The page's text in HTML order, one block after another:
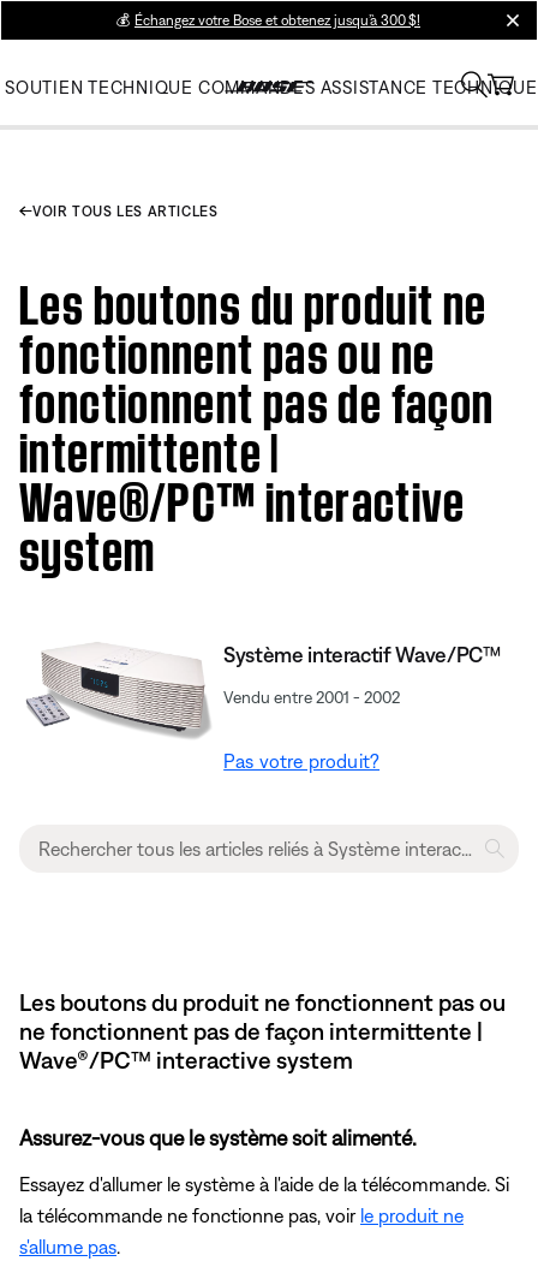
💰 Échangez votre Bose et obtenez jusqu’à 300 $!
SOUTIEN TECHNIQUE COMMANDES ASSISTANCE TECHNIQUE
VOIR TOUS LES ARTICLES
Les boutons du produit ne
fonctionnent pas ou ne
fonctionnent pas de façon
intermittente |
Wave®/PC™ interactive
system
Système interactif Wave/PC™
Vendu entre 2001 - 2002
Pas votre produit?
Les boutons du produit ne fonctionnent pas ou
ne fonctionnent pas de façon intermittente |
Wave®/PC™ interactive system
Assurez-vous que le système soit alimenté.
Essayez d'allumer le système à l'aide de la télécommande. Si
la télécommande ne fonctionne pas, voir le produit ne
s'allume pas.